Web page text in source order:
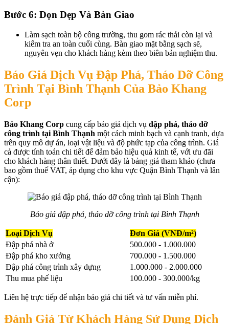
Bước 6: Dọn Dẹp Và Bàn Giao
Làm sạch toàn bộ công trường, thu gom rác thải còn lại và
kiểm tra an toàn cuối cùng. Bàn giao mặt bằng sạch sẽ,
nguyên vẹn cho khách hàng kèm theo biên bản nghiệm thu.
Báo Giá Dịch Vụ Đập Phá, Tháo Dỡ Công
Trình Tại Bình Thạnh Của Bảo Khang
Corp
Bảo Khang Corp cung cấp báo giá dịch vụ đập phá, tháo dỡ
công trình tại Bình Thạnh một cách minh bạch và cạnh tranh, dựa
trên quy mô dự án, loại vật liệu và độ phức tạp của công trình. Giá
cả được tính toán chi tiết để đảm bảo hiệu quả kinh tế, với ưu đãi
cho khách hàng thân thiết. Dưới đây là bảng giá tham khảo (chưa
bao gồm thuế VAT, áp dụng cho khu vực Quận Bình Thạnh và lân
cận):
Báo giá đập phá, tháo dỡ công trình tại Bình Thạnh
Loại Dịch Vụ
Đơn Giá (VNĐ/m²)
Đập phá nhà ở
500.000 - 1.000.000
Đập phá kho xưởng
700.000 - 1.500.000
Đập phá công trình xây dựng
1.000.000 - 2.000.000
Thu mua phế liệu
100.000 - 300.000/kg
Liên hệ trực tiếp để nhận báo giá chi tiết và tư vấn miễn phí.
Đánh Giá Từ Khách Hàng Sử Dụng Dịch